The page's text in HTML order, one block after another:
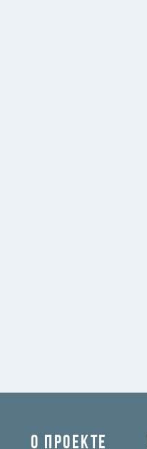
О ПРОЕКТЕ